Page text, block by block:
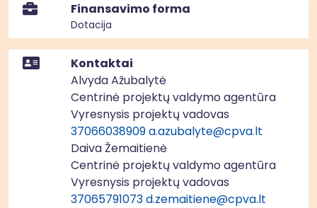
Finansavimo forma
Dotacija
Kontaktai
Alvyda Ažubalytė
Centrinė projektų valdymo agentūra
Vyresnysis projektų vadovas
37066038909a.azubalyte@cpva.lt
Daiva Žemaitienė
Centrinė projektų valdymo agentūra
Vyresnysis projektų vadovas
37065791073d.zemaitiene@cpva.lt